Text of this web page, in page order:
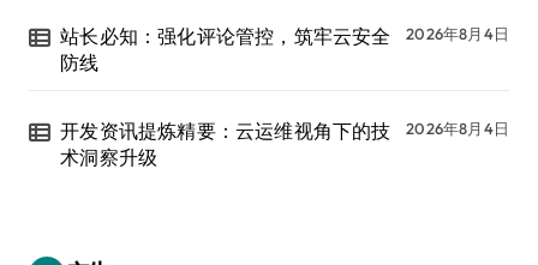
站长必知：强化评论管控，筑牢云安全
防线
2026年8月4日
开发资讯提炼精要：云运维视角下的技
术洞察升级
2026年8月4日